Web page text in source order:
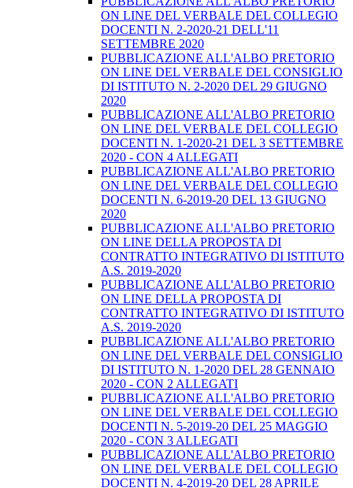
ON LINE DEL VERBALE DEL COLLEGIO
DOCENTI N. 2-2020-21 DELL'11
SETTEMBRE 2020
PUBBLICAZIONE ALL'ALBO PRETORIO
ON LINE DEL VERBALE DEL CONSIGLIO
DI ISTITUTO N. 2-2020 DEL 29 GIUGNO
2020
PUBBLICAZIONE ALL'ALBO PRETORIO
ON LINE DEL VERBALE DEL COLLEGIO
DOCENTI N. 1-2020-21 DEL 3 SETTEMBRE
2020 - CON 4 ALLEGATI
PUBBLICAZIONE ALL'ALBO PRETORIO
ON LINE DEL VERBALE DEL COLLEGIO
DOCENTI N. 6-2019-20 DEL 13 GIUGNO
2020
PUBBLICAZIONE ALL'ALBO PRETORIO
ON LINE DELLA PROPOSTA DI
CONTRATTO INTEGRATIVO DI ISTITUTO
A.S. 2019-2020
PUBBLICAZIONE ALL'ALBO PRETORIO
ON LINE DELLA PROPOSTA DI
CONTRATTO INTEGRATIVO DI ISTITUTO
A.S. 2019-2020
PUBBLICAZIONE ALL'ALBO PRETORIO
ON LINE DEL VERBALE DEL CONSIGLIO
DI ISTITUTO N. 1-2020 DEL 28 GENNAIO
2020 - CON 2 ALLEGATI
PUBBLICAZIONE ALL'ALBO PRETORIO
ON LINE DEL VERBALE DEL COLLEGIO
DOCENTI N. 5-2019-20 DEL 25 MAGGIO
2020 - CON 3 ALLEGATI
PUBBLICAZIONE ALL'ALBO PRETORIO
ON LINE DEL VERBALE DEL COLLEGIO
DOCENTI N. 4-2019-20 DEL 28 APRILE